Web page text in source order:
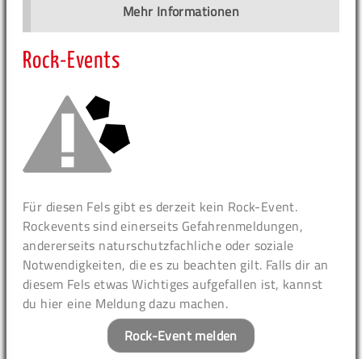
Mehr Informationen
Rock-Events
Für diesen Fels gibt es derzeit kein Rock-Event.
Rockevents sind einerseits Gefahrenmeldungen,
andererseits naturschutzfachliche oder soziale
Notwendigkeiten, die es zu beachten gilt. Falls dir an
diesem Fels etwas Wichtiges aufgefallen ist, kannst
du hier eine Meldung dazu machen.
Rock-Event melden